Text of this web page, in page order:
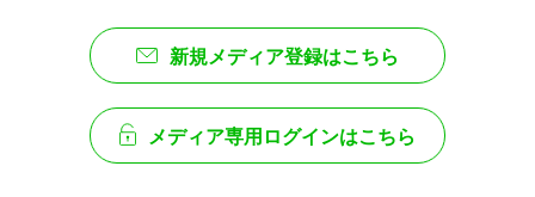
新規メディア登録はこちら
メディア専用ログインはこちら